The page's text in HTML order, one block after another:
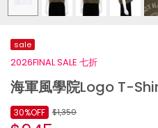
sale
2026FINAL SALE 七折
海軍風學院Logo T-
$1,350
30%OFF